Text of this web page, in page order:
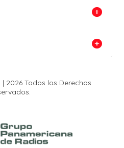
2026 Todos los Derechos